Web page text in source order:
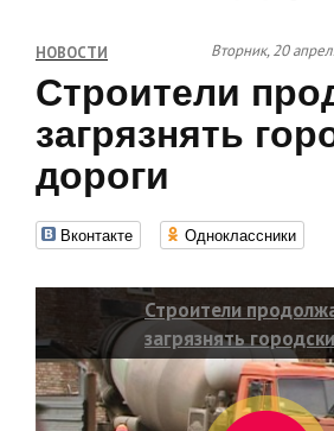
НОВОСТИ Вторник, 20
Строители
загрязнять
дороги
Вконтакте Одноклассники
Строители
загрязнять